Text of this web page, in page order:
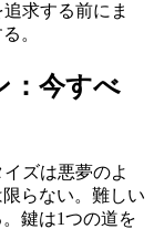
求する前にま
。
：今すべ
ズは悪夢のよ
らない。難しい
鍵は1つの道を